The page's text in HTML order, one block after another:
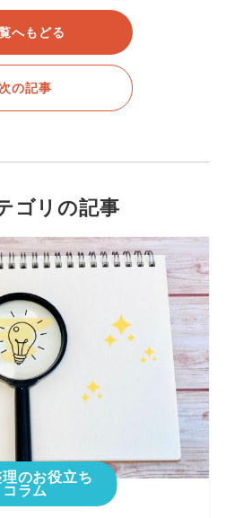
へもどる
の記事
ゴリの記事
のお役立ち
コラム